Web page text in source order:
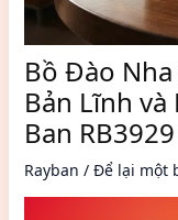
Bồ Đào
Bản Lĩnh và
Ban
Rayban / Để lại một